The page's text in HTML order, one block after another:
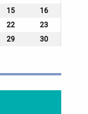
15
16
22
23
29
30